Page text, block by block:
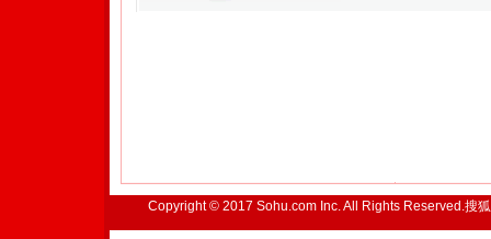
Copyright © 2017 Sohu.com Inc. All Rights Reserved.搜